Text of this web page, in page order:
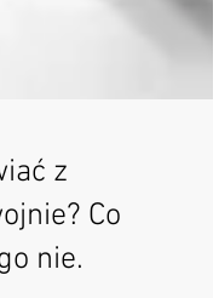
z
Co